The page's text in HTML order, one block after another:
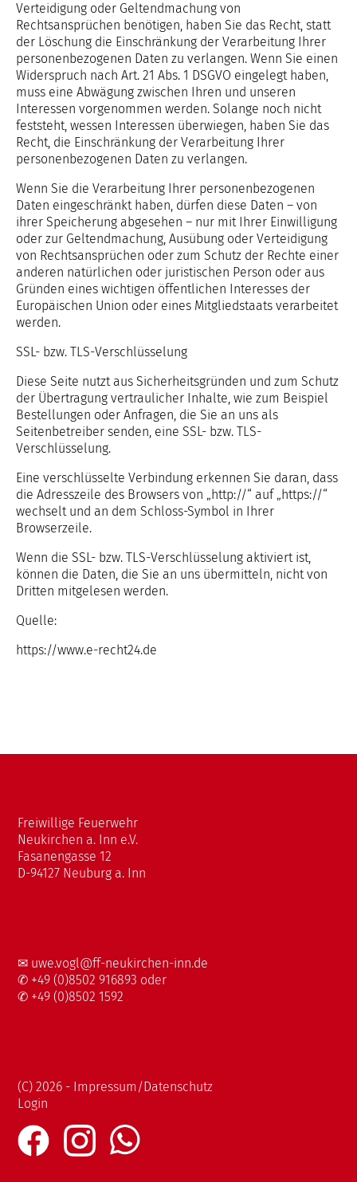
Verteidigung oder Geltendmachung von
Rechtsansprüchen benötigen, haben Sie das Recht, statt
der Löschung die Einschränkung der Verarbeitung Ihrer
personenbezogenen Daten zu verlangen. Wenn Sie einen
Widerspruch nach Art. 21 Abs. 1 DSGVO eingelegt haben,
muss eine Abwägung zwischen Ihren und unseren
Interessen vorgenommen werden. Solange noch nicht
feststeht, wessen Interessen überwiegen, haben Sie das
Recht, die Einschränkung der Verarbeitung Ihrer
personenbezogenen Daten zu verlangen.
Wenn Sie die Verarbeitung Ihrer personenbezogenen
Daten eingeschränkt haben, dürfen diese Daten – von
ihrer Speicherung abgesehen – nur mit Ihrer Einwilligung
oder zur Geltendmachung, Ausübung oder Verteidigung
von Rechtsansprüchen oder zum Schutz der Rechte einer
anderen natürlichen oder juristischen Person oder aus
Gründen eines wichtigen öffentlichen Interesses der
Europäischen Union oder eines Mitgliedstaats verarbeitet
werden.
SSL- bzw. TLS-Verschlüsselung
Diese Seite nutzt aus Sicherheitsgründen und zum Schutz
der Übertragung vertraulicher Inhalte, wie zum Beispiel
Bestellungen oder Anfragen, die Sie an uns als
Seitenbetreiber senden, eine SSL- bzw. TLS-
Verschlüsselung.
Eine verschlüsselte Verbindung erkennen Sie daran, dass
die Adresszeile des Browsers von „http://“ auf „https://“
wechselt und an dem Schloss-Symbol in Ihrer
Browserzeile.
Wenn die SSL- bzw. TLS-Verschlüsselung aktiviert ist,
können die Daten, die Sie an uns übermitteln, nicht von
Dritten mitgelesen werden.
Quelle:
https://www.e-recht24.de
Freiwillige Feuerwehr
Neukirchen a. Inn e.V.
Fasanengasse 12
D-94127 Neuburg a. Inn
✉ uwe.vogl@ff-neukirchen-inn.de
✆ +49 (0)8502 916893 oder
✆ +49 (0)8502 1592
(C) 2026 - Impressum/Datenschutz
Login